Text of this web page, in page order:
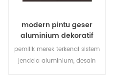
modern pintu geser
aluminium dekoratif
luar ruangan
pemilik merek terkenal sistem
jendela aluminium, desain